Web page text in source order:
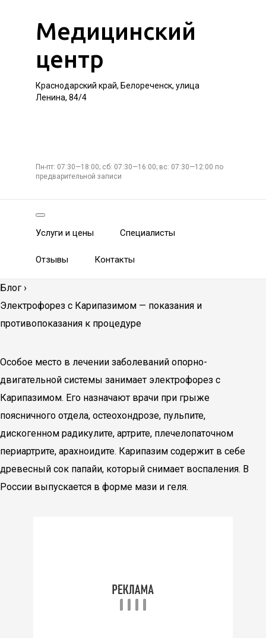
Медицинский
центр
Краснодарский край, Белореченск, улица
Ленина, 84/4
Пн-пт: 07:30—18:00; сб: 07:30—16:00; вс: 07:30—12:00 по
предварительной записи
Услуги и цены Специалисты
Отзывы Контакты
Блог ›
Электрофорез с Карипазимом — показания и
противопоказания к процедуре
Особое место в лечении заболеваний опорно-
двигательной системы занимает электрофорез с
Карипазимом. Его назначают врачи при грыже
поясничного отдела, остеохондрозе, пульпите,
дискогенном радикулите, артрите, плечелопаточном
периартрите, арахноидите. Карипазим содержит в себе
древесный сок папайи, который снимает воспаления. В
России выпускается в форме мази и геля.